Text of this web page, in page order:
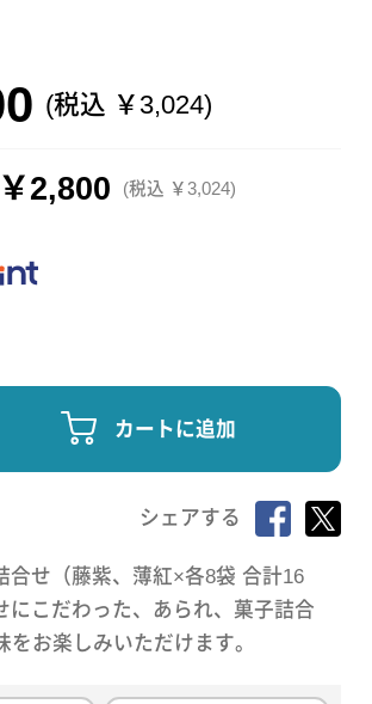
(税込 ￥3,024)
￥2,800 (税込 ￥3,024)
カートに追加
シェアする
合せ（藤紫、薄紅×各8袋 合計16
にこだわった、あられ、菓子詰合
をお楽しみいただけます。